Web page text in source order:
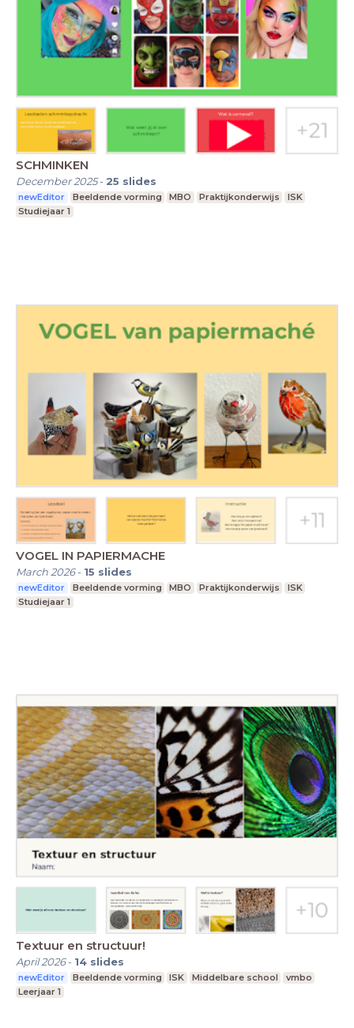
SCHMINKEN
December 2025- 25 slides
newEditor Beeldende vorming MBO Praktijkonderwijs
ISK
Studiejaar 1
VOGEL IN PAPIERMACHE
March 2026- 15 slides
newEditor Beeldende vorming MBO Praktijkonderwijs
ISK
Studiejaar 1
Textuur en structuur!
April 2026- 14 slides
newEditor Beeldende vorming ISK Middelbare school
vmbo
Leerjaar 1